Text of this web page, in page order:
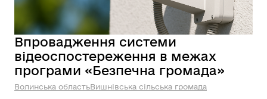
Впровадження системи
відеоспостереження в межах
програми «Безпечна громада»
Волинська областьВишнівська сільська громада